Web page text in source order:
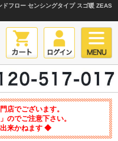
フロー センシングタイプ スゴ暖 ZEAS
店でございます。
のでご注意下さい。
来かねます ◆